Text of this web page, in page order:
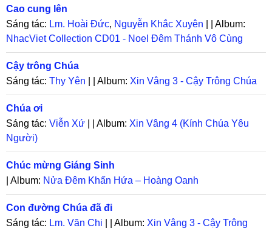
Cao cung lên
Sáng tác: Lm. Hoài Đức, Nguyễn Khắc Xuyên | | Album:
NhacViet Collection CD01 - Noel Đêm Thánh Vô Cùng
Cậy trông Chúa
Sáng tác: Thy Yên | | Album: Xin Vâng 3 - Cậy Trông Chúa
Chúa ơi
Sáng tác: Viễn Xứ | | Album: Xin Vâng 4 (Kính Chúa Yêu
Người)
Chúc mừng Giáng Sinh
| Album: Nửa Đêm Khấn Hứa – Hoàng Oanh
Con đường Chúa đã đi
Sáng tác: Lm. Văn Chi | | Album: Xin Vâng 3 - Cậy Trông